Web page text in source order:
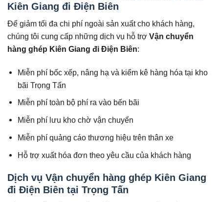
Kiên Giang đi Điện Biên
Để giảm tối đa chi phí ngoài sản xuất cho khách hàng,
chúng tôi cung cấp những dịch vụ hỗ trợ Vận chuyển
hàng ghép Kiên Giang đi Điện Biên:
Miễn phí bốc xếp, nâng hạ và kiểm kê hàng hóa tại kho
bãi Trọng Tấn
Miễn phí toàn bộ phí ra vào bến bãi
Miễn phí lưu kho chờ vận chuyển
Miễn phí quảng cáo thương hiệu trên thân xe
Hỗ trợ xuất hóa đơn theo yêu cầu của khách hàng
Dịch vụ Vận chuyển hàng ghép Kiên Giang
đi Điện Biên tại Trọng Tấn